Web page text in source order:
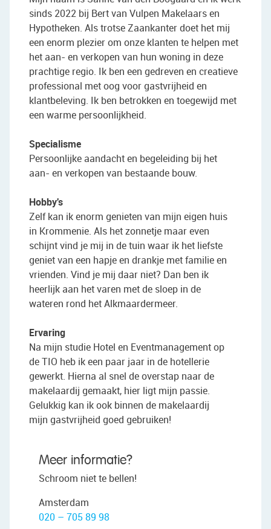
sinds 2022 bij Bert van Vulpen Makelaars en
Hypotheken. Als trotse Zaankanter doet het mij
een enorm plezier om onze klanten te helpen met
het aan- en verkopen van hun woning in deze
prachtige regio. Ik ben een gedreven en creatieve
professional met oog voor gastvrijheid en
klantbeleving. Ik ben betrokken en toegewijd met
een warme persoonlijkheid.
Specialisme
Persoonlijke aandacht en begeleiding bij het
aan- en verkopen van bestaande bouw.
Hobby's
Zelf kan ik enorm genieten van mijn eigen huis
in Krommenie. Als het zonnetje maar even
schijnt vind je mij in de tuin waar ik het liefste
geniet van een hapje en drankje met familie en
vrienden. Vind je mij daar niet? Dan ben ik
heerlijk aan het varen met de sloep in de
wateren rond het Alkmaardermeer.
Ervaring
Na mijn studie Hotel en Eventmanagement op
de TIO heb ik een paar jaar in de hotellerie
gewerkt. Hierna al snel de overstap naar de
makelaardij gemaakt, hier ligt mijn passie.
Gelukkig kan ik ook binnen de makelaardij
mijn gastvrijheid goed gebruiken!
Meer informatie?
Schroom niet te bellen!
Amsterdam
020 – 705 89 98